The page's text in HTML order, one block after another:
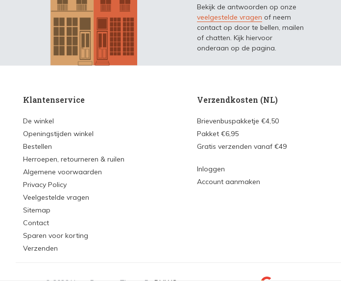
Bekijk de antwoorden op onze
veelgestelde vragen of neem
contact op door te bellen, mailen
of chatten. Kijk hiervoor
onderaan op de pagina.
Klantenservice
De winkel
Openingstijden winkel
Bestellen
Herroepen, retourneren & ruilen
Algemene voorwaarden
Privacy Policy
Veelgestelde vragen
Sitemap
Contact
Sparen voor korting
Verzenden
Verzendkosten (NL)
Brievenbuspakketje €4,50
Pakket €6,95
Gratis verzenden vanaf €49
Inloggen
Account aanmaken